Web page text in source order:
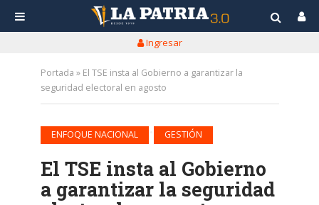
Ingresar
Portada » El TSE insta al Gobierno a garantizar la
seguridad electoral en agosto
ENFOQUE NACIONAL GESTIÓN
El TSE insta al Gobierno
a garantizar la seguridad